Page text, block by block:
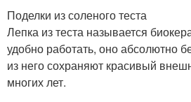
Поделки для девочек
Цветная бумага
Поделки из соленого теста
Лепка из теста называется
удобно работать, оно абсолютно
из него сохраняют красивый
многих лет.